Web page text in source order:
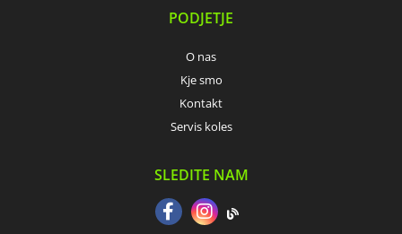
PODJETJE
O nas
Kje smo
Kontakt
Servis koles
SLEDITE NAM